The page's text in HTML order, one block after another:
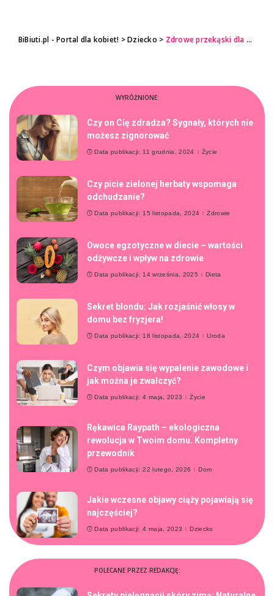
BiBiuti.pl - Portal dla kobiet! >Dziecko > Zdrowe przekąski dla dzieci – Twoje dziecko je pokocha!
WYRÓŻNIONE:
Czy on Cię zdradza? Sygnały, których nie
możesz zignorować
Data publikacji: 11 grudnia, 2024 Życie
Czy picie zielonej herbaty wspomaga
odchudzanie?
Data publikacji: 15 listopada, 2024 Zdrowie
Owoce egzotyczne w diecie – wartości
odżywcze i wpływ na zdrowie
Data publikacji: 14 września, 2025 Dieta
Sekret blondu: Jak rozjaśnić włosy w
domu bez fryzjera!
Data publikacji: 18 listopada, 2024 Uroda
Czym objawia się wypalenie zawodowe i
jak można je zwalczyć?
Data publikacji: 4 maja, 2023 Życie
Rękawica Raypath – ekologiczna
rewolucja w Twoim domu. Kompletny
przewodnik
Data publikacji: 22 lutego, 2026 Dom
Jakie wczesne objawy ciąży pojawiają się
najczęściej?
Data publikacji: 4 maja, 2023 Dziecko
POLECANE PRZEZ REDAKCJĘ: